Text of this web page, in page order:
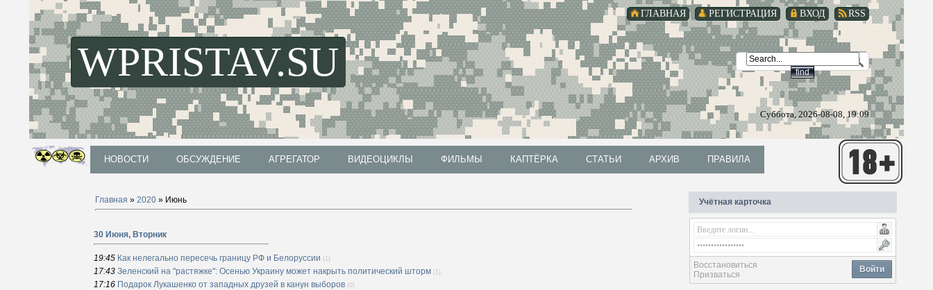
RSS
ВХОД
РЕГИСТРАЦИЯ
ГЛАВНАЯ
WPRISTAV.SU
Суббота, 2026-08-08, 19:09
НОВОСТИ ОБСУЖДЕНИЕ АГРЕГАТОР ВИДЕОЦИКЛЫ ФИЛЬМЫ КАПТЁРКА СТАТЬИ АРХИВ ПРАВИЛА
Главная » 2020 » Июнь
30 Июня, Вторник
19:45 Как нелегально пересечь границу РФ и Белоруссии (1)
17:43 Зеленский на "растяжке": Осенью Украину может накрыть политический шторм (1)
17:16 Подарок Лукашенко от западных друзей в канун выборов (0)
Учётная карточка
Войти
Восстановиться
Призваться